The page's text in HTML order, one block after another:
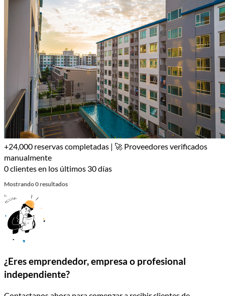
+24,000 reservas completadas | 🚀 Proveedores verificados
manualmente
0 clientes en los últimos 30 días
Mostrando 0 resultados
¿Eres emprendedor, empresa o profesional
independiente?